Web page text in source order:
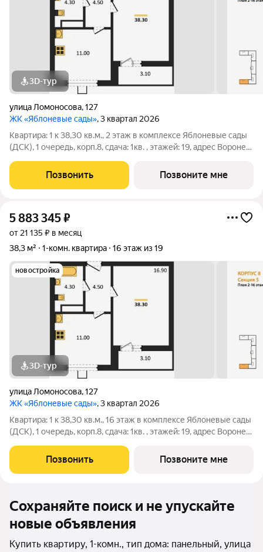
3D-тур
улица Ломоносова,127
ЖК «Яблоневые сады», 3 квартал 2026
Квартира: 1 к 38,30 кв.м., 2 этаж в комплексе Яблоневые сады
(ДСК), 1 очередь, корп.8, сдача: 1кв. , этажей: 19, адрес Воронеж
Позвонить Позвоните мне
5 883 345₽
от 21 135 ₽ в месяц
38,3 м²
1-комн. квартира 16 этаж из 19
новостройка
3D-тур
улица Ломоносова,127
ЖК «Яблоневые сады», 3 квартал 2026
Квартира: 1 к 38,30 кв.м., 16 этаж в комплексе Яблоневые сады
(ДСК), 1 очередь, корп.8, сдача: 1кв. , этажей: 19, адрес Воронеж
Позвонить Позвоните мне
Сохраняйте поиск и не упускайте
новые объявления
Купить квартиру, 1-комн., тип дома: панельный, улица